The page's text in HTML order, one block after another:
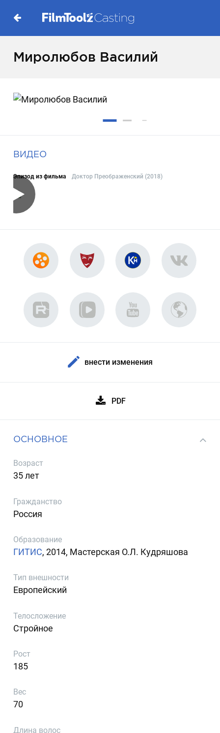
Миролюбов Василий
ВИДЕО
Эпизод из фильма Доктор Преображенский (2018)
внести изменения
PDF
ОСНОВНОЕ
Возраст
35 лет
Гражданство
Россия
Образование
ГИТИС, 2014, Мастерская О.Л. Кудряшова
Тип внешности
Европейский
Телосложение
Стройное
Рост
185
Вес
70
Длина волос